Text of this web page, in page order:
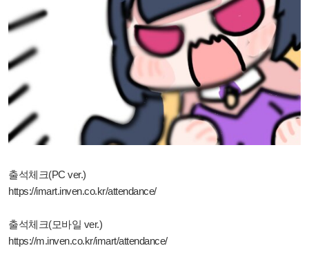
출석체크(PC ver.)
https://imart.inven.co.kr/attendance/
출석체크(모바일 ver.)
https://m.inven.co.kr/imart/attendance/